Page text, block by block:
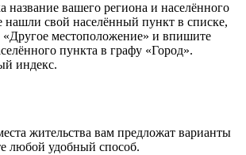
название вашего региона и населённого
нашли свой населённый пункт в списке,
«Другое местоположение» и впишите
пункта в графу «Город».
индекс.
жительства вам предложат варианты
любой удобный способ.